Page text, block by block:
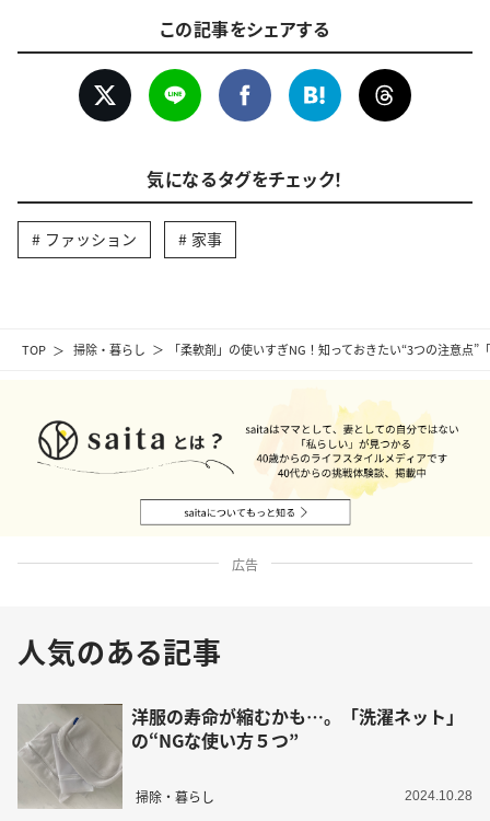
TOP 掃除・暮らし 「柔軟剤」の使いすぎNG！知っておきたい“3つの注意点
この記事をシェアする
気になるタグをチェック！
ファッション 家事
広告
人気のある記事
洋服の寿命が縮むかも…。「洗濯ネット」
の“NGな使い方５つ”
掃除・暮らし 2024.10.28